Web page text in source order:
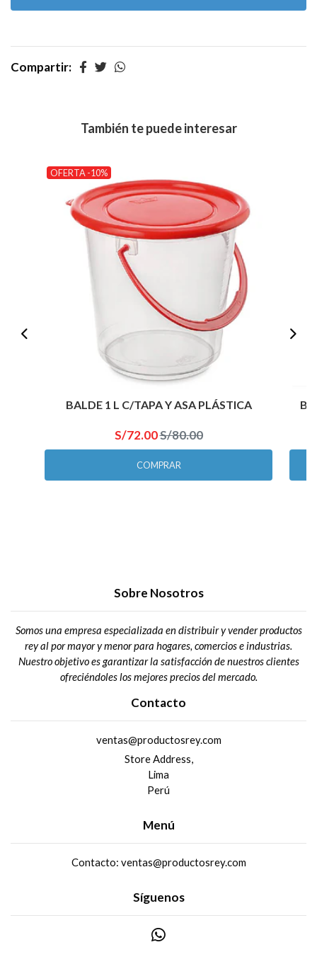
Compartir:
También te puede interesar
OFERTA -10%
BALDE 1 L C/TAPA Y ASA PLÁSTICA
S/72.00S/80.00
COMPRAR
Sobre Nosotros
Somos una empresa especializada en distribuir y vender productos
rey al por mayor y menor para hogares, comercios e industrias.
Nuestro objetivo es garantizar la satisfacción de nuestros clientes
ofreciéndoles los mejores precios del mercado.
Contacto
ventas@productosrey.com
Store Address,
Lima
Perú
Menú
Contacto: ventas@productosrey.com
Síguenos